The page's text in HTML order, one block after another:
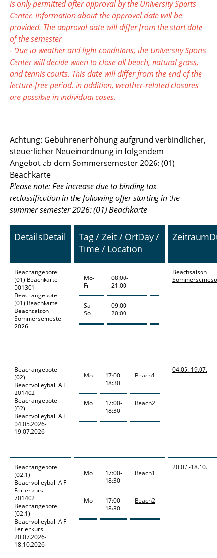
is only permitted after approval by the University Sports
Center. Information about the approval date will be
provided. The approval date will differ from the start date
of the semester.
- Due to weather and light conditions, the University Sports
Center will decide when to close all beach, natural grass,
and tennis courts. This date will differ from the end of the
lecture-free period. In addition, weather-related closures
are possible in individual cases.
Achtung: Gebührenerhöhung aufgrund verbindlicher,
steuerlicher Neueinordnung in folgendem
Angebot ab dem Sommersemester 2026: (01)
Beachkarte
Please note: Fee increase due to binding tax
reclassification in the following offer starting in the
summer semester 2026: (01) Beachkarte
DetailsDetail Tag / Zeit / OrtDay /
Time / Location
Zeitraum
Beachangebote
(01) Beachkarte
001301
Beachangebote
(01) Beachkarte
Beachsaison
Sommersemester
2026
Mo-
Fr
08:00-
21:00
Sa-
So
09:00-
20:00
Beachsaison
Beachangebote
(02)
Beachvolleyball A F
201402
Beachangebote
(02)
Beachvolleyball A F
04.05.2026-
19.07.2026
Mo
17:00-
18:30
Beach1
Mo
17:00-
18:30
Beach2
04.05.-19.07.
Beachangebote
(02.1)
Beachvolleyball A F
Ferienkurs
701402
Beachangebote
(02.1)
Beachvolleyball A F
Ferienkurs
20.07.2026-
18.10.2026
Mo
17:00-
18:30
Beach1
Mo
17:00-
18:30
Beach2
20.07.-18.10.